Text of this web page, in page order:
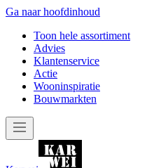
Ga naar hoofdinhoud
Toon hele assortiment
Advies
Klantenservice
Actie
Wooninspiratie
Bouwmarkten